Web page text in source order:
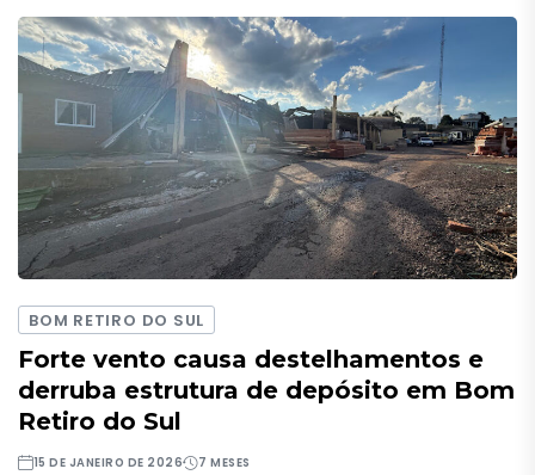
BOM RETIRO DO SUL
Forte vento causa destelhamentos e
derruba estrutura de depósito em Bom
Retiro do Sul
15 DE JANEIRO DE 2026 7 MESES